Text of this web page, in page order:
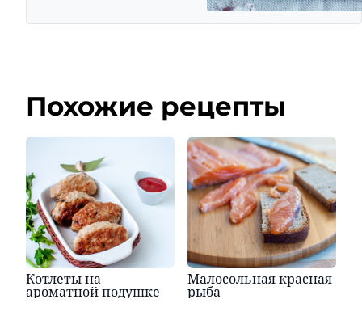
Похожие рецепты
Котлеты на
ароматной подушке
Малосольная красная
рыба